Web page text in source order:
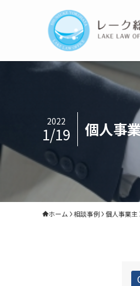
個人事
2022
1/19
ホーム 相談事例 個人事業主